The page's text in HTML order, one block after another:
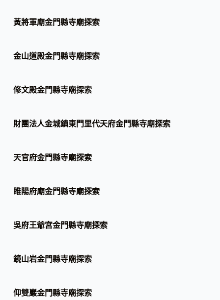
黃將軍廟金門縣寺廟探索
金山道殿金門縣寺廟探索
修文殿金門縣寺廟探索
財團法人金城鎮東門里代天府金門縣寺廟探索
天官府金門縣寺廟探索
睢陽府廟金門縣寺廟探索
吳府王爺宮金門縣寺廟探索
鏡山岩金門縣寺廟探索
仰雙巖金門縣寺廟探索